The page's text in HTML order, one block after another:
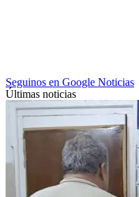
Seguinos en Google Noticias
Últimas noticias